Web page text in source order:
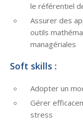
le référentiel de
Assurer des
outils
managériales
Soft skills :
Adopter un
Gérer
stress